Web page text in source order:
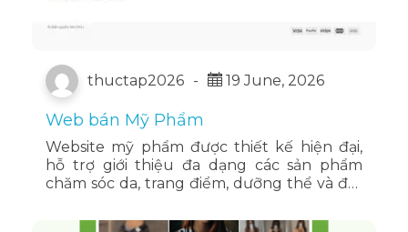
thuctap2026 - 19 June, 2026
Web bán Mỹ Phẩm
Website mỹ phẩm được thiết kế hiện đại,
hỗ trợ giới thiệu đa dạng các sản phẩm
chăm sóc da, trang điểm, dưỡng thể và đặt
mua sắm tiện lợi, chuyên nghiệp và chuẩn